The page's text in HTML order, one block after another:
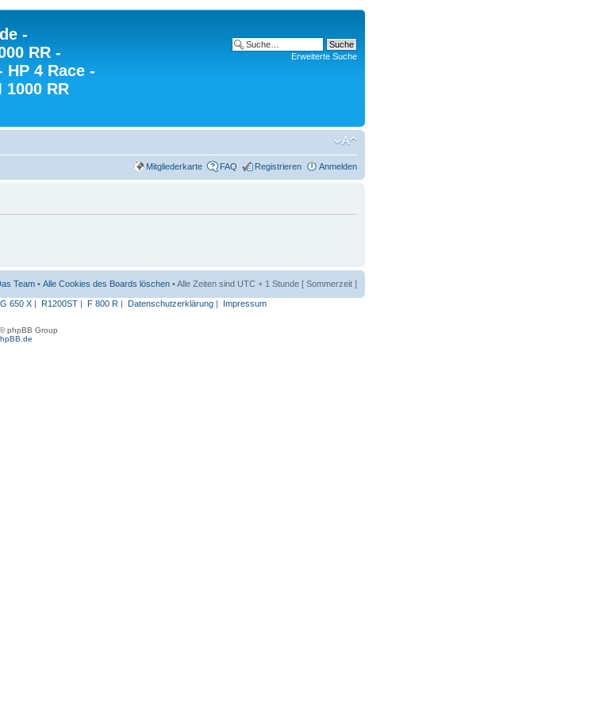
-
RR -
HP 4 Race -
1000 RR
Erweiterte Suche
Mitgliederkarte FAQ Registrieren Anmelden
Team • Alle Cookies des Boards löschen • Alle Zeiten sind UTC + 1 Stunde [ Sommerzeit ]
G 650 X| R1200ST| F 800 R | Datenschutzerklärung| Impressum
phpBB Group